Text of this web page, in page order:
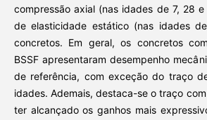
compressão axial (nas idades de 7, 28
de elasticidade estático (nas idades
concretos. Em geral, os concretos
BSSF apresentaram desempenho
de referência, com exceção do traço
idades. Ademais, destaca-se o traço
ter alcançado os ganhos mais